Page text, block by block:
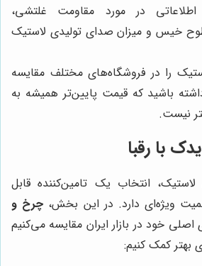
در مورد مقاومت غلتشی،
خیس و میزان صدای تولیدی لاستیک
را در فروشگاه‌های مختلف مقایسه
باشید که قیمت پایین‌تر همیشه به
نیست.
با رقبا
لاستیک، انتخاب یک تامین‌کننده قابل
ویژه‌ای دارد. در این بخش، چرخ و
اصلی خود در بازار ایران مقایسه می‌کنیم
بهتر کمک کنیم: